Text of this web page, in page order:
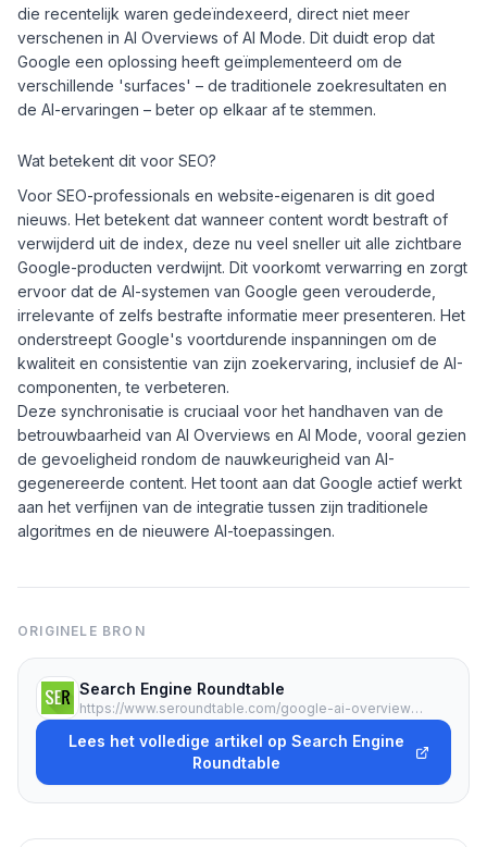
die recentelijk waren gedeïndexeerd, direct niet meer
verschenen in AI Overviews of AI Mode. Dit duidt erop dat
Google een oplossing heeft geïmplementeerd om de
verschillende 'surfaces' – de traditionele zoekresultaten en
de AI-ervaringen – beter op elkaar af te stemmen.
Wat betekent dit voor SEO?
Voor SEO-professionals en website-eigenaren is dit goed
nieuws. Het betekent dat wanneer content wordt bestraft of
verwijderd uit de index, deze nu veel sneller uit alle zichtbare
Google-producten verdwijnt. Dit voorkomt verwarring en zorgt
ervoor dat de AI-systemen van Google geen verouderde,
irrelevante of zelfs bestrafte informatie meer presenteren. Het
onderstreept Google's voortdurende inspanningen om de
kwaliteit en consistentie van zijn zoekervaring, inclusief de AI-
componenten, te verbeteren.
Deze synchronisatie is cruciaal voor het handhaven van de
betrouwbaarheid van AI Overviews en AI Mode, vooral gezien
de gevoeligheid rondom de nauwkeurigheid van AI-
gegenereerde content. Het toont aan dat Google actief werkt
aan het verfijnen van de integratie tussen zijn traditionele
algoritmes en de nieuwere AI-toepassingen.
ORIGINELE BRON
Search Engine Roundtable
https://www.seroundtable.com/google-ai-overview-lag-gone-41368.html
Lees het volledige artikel op Search Engine
Roundtable